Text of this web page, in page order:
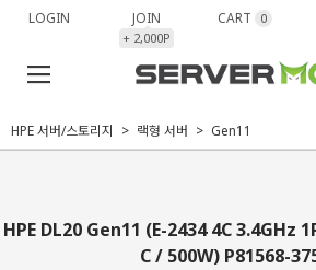
LOGIN JOIN
+ 2,000P
CART 0
HPE 서버/스토리지 랙형 서버 Gen11
HPE DL20 Gen11 (E-2434 4C 3.4GHz
C / 500W) P81568-